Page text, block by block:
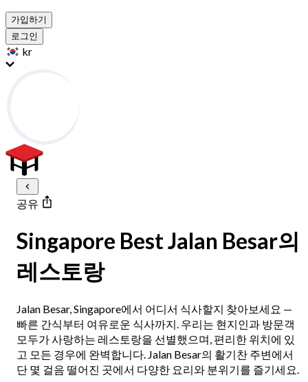
가입하기
로그인
kr
공유
Singapore Best Jalan Besar의
레스토랑
Jalan Besar, Singapore에서 어디서 식사할지 찾아보세요 —
빠른 간식부터 여유로운 식사까지. 우리는 현지인과 방문객
모두가 사랑하는 레스토랑을 선별했으며, 편리한 위치에 있
고 모든 경우에 완벽합니다. Jalan Besar의 활기찬 주변에서
단 몇 걸음 떨어진 곳에서 다양한 요리와 분위기를 즐기세요.